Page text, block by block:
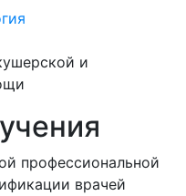
и
профессиональной
врачей